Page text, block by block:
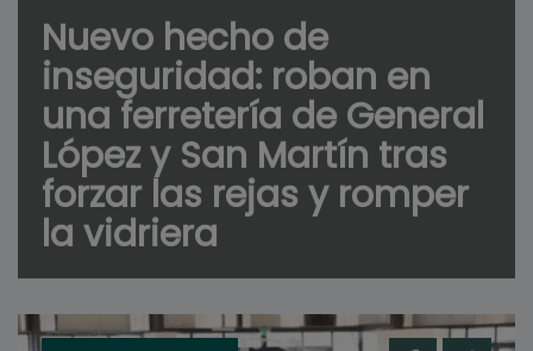
Nuevo hecho de
inseguridad: roban en
una ferretería de General
López y San Martín tras
forzar las rejas y romper
la vidriera